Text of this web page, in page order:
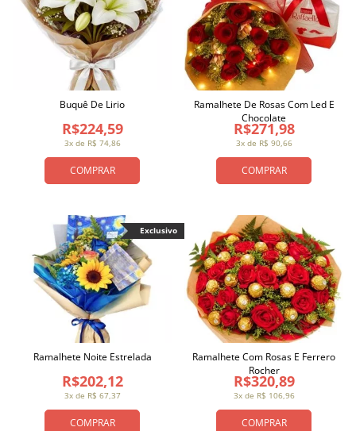
COMPRAR
3x de R$ 74,86
R$224,59
Buquê De Lirio
COMPRAR
3x de R$ 90,66
R$271,98
Ramalhete De Rosas Com Led E
Chocolate
COMPRAR
3x de R$ 67,37
R$202,12
Ramalhete Noite Estrelada
Exclusivo
COMPRAR
3x de R$ 106,96
R$320,89
Ramalhete Com Rosas E Ferrero
Rocher